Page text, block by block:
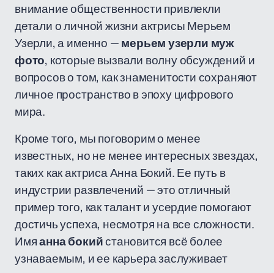
внимание общественности привлекли
детали о личной жизни актрисы Мерьем
Узерли, а именно —мерьем узерли муж
фото, которые вызвали волну обсуждений и
вопросов о том, как знаменитости сохраняют
личное пространство в эпоху цифрового
мира.
Кроме того, мы поговорим о менее
известных, но не менее интересных звездах,
таких как актриса Анна Бокий. Ее путь в
индустрии развлечений — это отличный
пример того, как талант и усердие помогают
достичь успеха, несмотря на все сложности.
Имяанна бокийстановится всё более
узнаваемым, и ее карьера заслуживает